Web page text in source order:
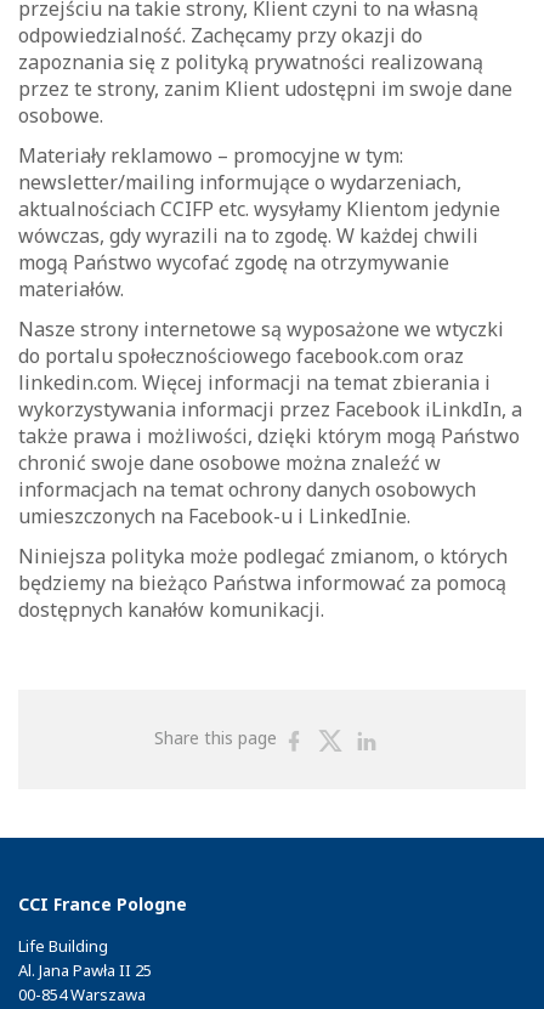
przejściu na takie strony, Klient czyni to na własną
odpowiedzialność. Zachęcamy przy okazji do
zapoznania się z polityką prywatności realizowaną
przez te strony, zanim Klient udostępni im swoje dane
osobowe.
Materiały reklamowo – promocyjne w tym:
newsletter/mailing informujące o wydarzeniach,
aktualnościach CCIFP etc. wysyłamy Klientom jedynie
wówczas, gdy wyrazili na to zgodę. W każdej chwili
mogą Państwo wycofać zgodę na otrzymywanie
materiałów.
Nasze strony internetowe są wyposażone we wtyczki
do portalu społecznościowego facebook.com oraz
linkedin.com. Więcej informacji na temat zbierania i
wykorzystywania informacji przez Facebook iLinkdIn, a
także prawa i możliwości, dzięki którym mogą Państwo
chronić swoje dane osobowe można znaleźć w
informacjach na temat ochrony danych osobowych
umieszczonych na Facebook-u i LinkedInie.
Niniejsza polityka może podlegać zmianom, o których
będziemy na bieżąco Państwa informować za pomocą
dostępnych kanałów komunikacji.
Share this page
ShareShare
CCI France Pologne
Life Building
Al. Jana Pawła II 25
00-854 Warszawa